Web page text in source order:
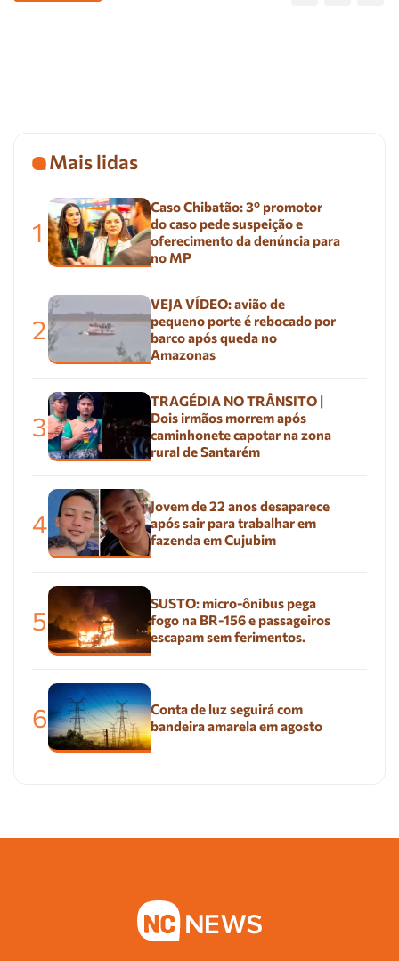
Mais lidas
1
Caso Chibatão: 3º promotor
do caso pede suspeição e
oferecimento da denúncia para
no MP
2
VEJA VÍDEO: avião de
pequeno porte é rebocado por
barco após queda no
Amazonas
3
TRAGÉDIA NO TRÂNSITO |
Dois irmãos morrem após
caminhonete capotar na zona
rural de Santarém
4
Jovem de 22 anos desaparece
após sair para trabalhar em
fazenda em Cujubim
5
SUSTO: micro-ônibus pega
fogo na BR-156 e passageiros
escapam sem ferimentos.
6
Conta de luz seguirá com
bandeira amarela em agosto